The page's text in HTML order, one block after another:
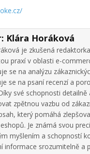
Klára Horáková
je zkušená
praxí v oblasti e-
se na analýzu
se na psaní recenzí a
své schopnosti detailně
zpětnou vazbu od
který pomáhá
Je známá svou
myšlením a schopností
informace srozumitelně a